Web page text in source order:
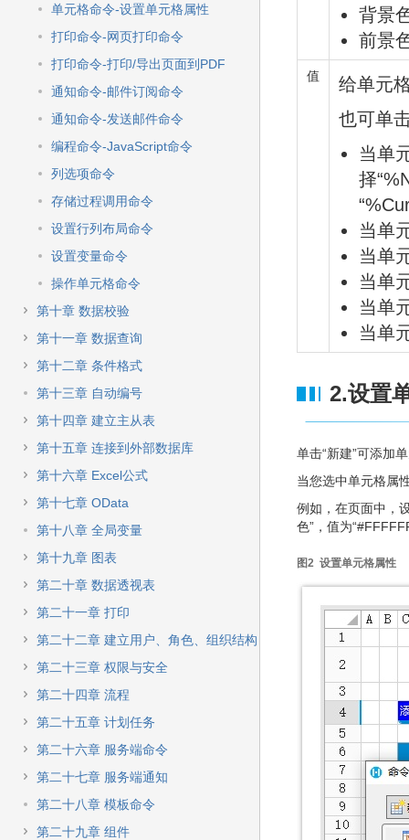
单元格命令-设置单元格属性
打印命令-网页打印命令
打印命令-打印/导出页面到PDF
通知命令-邮件订阅命令
通知命令-发送邮件命令
编程命令-JavaScript命令
列选项命令
存储过程调用命令
设置行列布局命令
设置变量命令
操作单元格命令
第十章 数据校验
第十一章 数据查询
第十二章 条件格式
第十三章 自动编号
第十四章 建立主从表
第十五章 连接到外部数据库
第十六章 Excel公式
第十七章 OData
第十八章 全局变量
第十九章 图表
第二十章 数据透视表
第二十一章 打印
第二十二章 建立用户、角色、组织结构
第二十三章 权限与安全
第二十四章 流程
第二十五章 计划任务
第二十六章 服务端命令
第二十七章 服务端通知
第二十八章 模板命令
第二十九章 组件
背景
前景
值
给单元
也可单
当单
择
当单
当单
当单
当单
当单
2.设置
单击“新建”可添加
当您选中单元格属
例如，在页面中，
色”，值为
图2 设置单元格属性